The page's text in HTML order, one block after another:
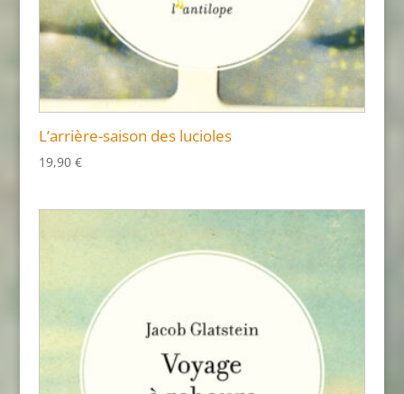
L’arrière-saison des lucioles
19,90 €